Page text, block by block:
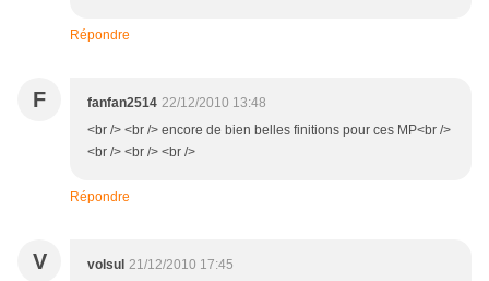
Répondre
F fanfan2514 22/12/2010 13:48
<br /> <br /> encore de bien belles finitions pour ces MP<br />
<br /> <br /> <br />
Répondre
V volsul 21/12/2010 17:45